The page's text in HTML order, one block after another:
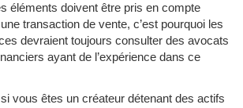
éléments doivent être pris en compte
transaction de vente, c’est pourquoi les
devraient toujours consulter des avocats
ayant de l’expérience dans ce
vous êtes un créateur détenant des actifs